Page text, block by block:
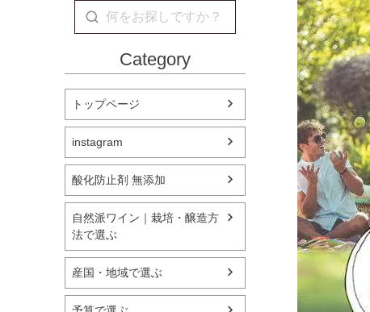
Category
トップページ
instagram
酸化防止剤 無添加
自然派ワイン｜栽培・醸造方
法で選ぶ
産国・地域で選ぶ